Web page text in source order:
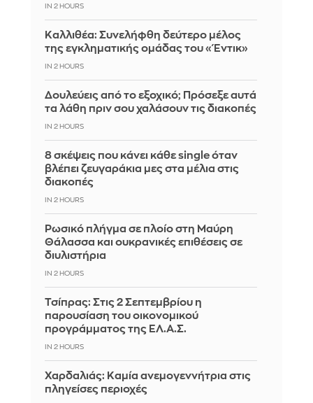
IN 2 HOURS
Καλλιθέα: Συνελήφθη δεύτερο μέλος
της εγκληματικής ομάδας του «Έντικ»
IN 2 HOURS
Δουλεύεις από το εξοχικό; Πρόσεξε αυτά
τα λάθη πριν σου χαλάσουν τις διακοπές
IN 2 HOURS
8 σκέψεις που κάνει κάθε single όταν
βλέπει ζευγαράκια μες στα μέλια στις
διακοπές
IN 2 HOURS
Ρωσικό πλήγμα σε πλοίο στη Μαύρη
Θάλασσα και ουκρανικές επιθέσεις σε
διυλιστήρια
IN 2 HOURS
Τσίπρας: Στις 2 Σεπτεμβρίου η
παρουσίαση του οικονομικού
προγράμματος της ΕΛ.Α.Σ.
IN 2 HOURS
Χαρδαλιάς: Καμία ανεμογεννήτρια στις
πληγείσες περιοχές